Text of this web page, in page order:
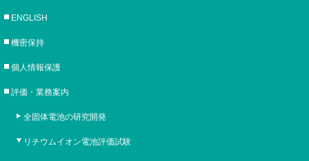
ENGLISH
機密保持
個人情報保護
評価・業務案内
全固体電池の研究開発
リチウムイオン電池評価試験